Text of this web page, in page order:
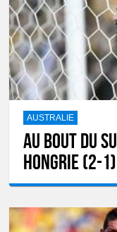
AUSTRALIE
Au bout du
Hongrie (2-